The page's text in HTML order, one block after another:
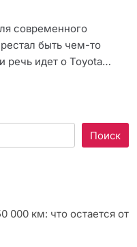
современного
быть чем-то
речь идет о Toyota…
Поиск
000 км: что остается от